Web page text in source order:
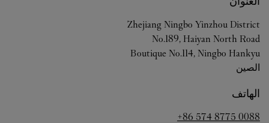
Zhejiang Ningbo Yinzhou District
No.189, Haiyan North Road
Boutique No.114, Ningbo Hankyu
الصين
الهاتف
+86 574 8775 0088